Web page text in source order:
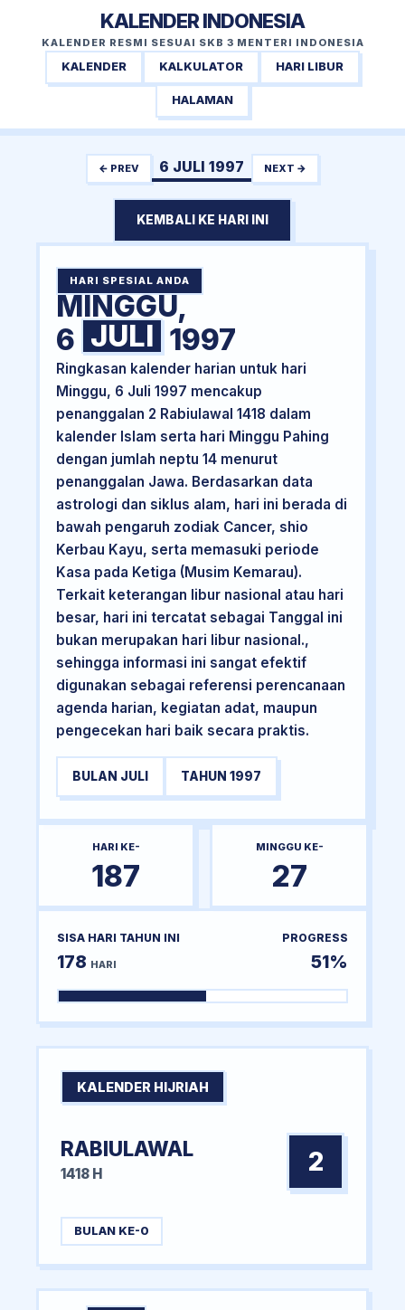
KALENDER INDONESIA
KALENDER RESMI SESUAI SKB 3 MENTERI INDONESIA
KALENDER KALKULATOR HARI LIBUR
HALAMAN
← PREV 6 JULI 1997 NEXT →
KEMBALI KE HARI INI
HARI SPESIAL ANDA
MINGGU,
6 JULI 1997
Ringkasan kalender harian untuk hari
Minggu, 6 Juli 1997 mencakup
penanggalan 2 Rabiulawal 1418 dalam
kalender Islam serta hari Minggu Pahing
dengan jumlah neptu 14 menurut
penanggalan Jawa. Berdasarkan data
astrologi dan siklus alam, hari ini berada di
bawah pengaruh zodiak Cancer, shio
Kerbau Kayu, serta memasuki periode
Kasa pada Ketiga (Musim Kemarau).
Terkait keterangan libur nasional atau hari
besar, hari ini tercatat sebagai Tanggal ini
bukan merupakan hari libur nasional.,
sehingga informasi ini sangat efektif
digunakan sebagai referensi perencanaan
agenda harian, kegiatan adat, maupun
pengecekan hari baik secara praktis.
BULAN JULI TAHUN 1997
HARI KE-
187
MINGGU KE-
27
SISA HARI TAHUN INI
178 HARI
PROGRESS
51%
KALENDER HIJRIAH
RABIULAWAL
1418 H 2
BULAN KE-0